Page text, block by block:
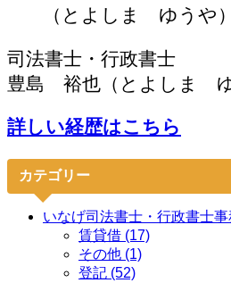
司法書士・行政書士
豊島 裕也（とよしま ゆ
詳しい経歴はこちら
カテゴリー
いなげ司法書士・行政書士
賃貸借 (17)
その他 (1)
登記 (52)